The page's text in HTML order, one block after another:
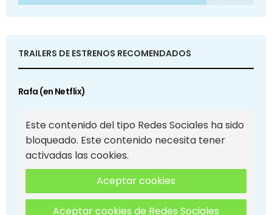
TRAILERS DE ESTRENOS RECOMENDADOS
Rafa (en Netflix)
Este contenido del tipo Redes Sociales ha sido
bloqueado. Este contenido necesita tener
activadas las cookies.
Aceptar cookies
Aceptar cookies de Redes Sociales